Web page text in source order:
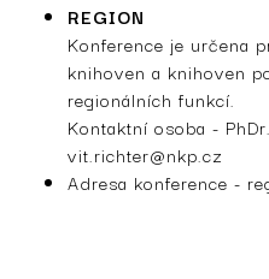
REGION
Konference je určena
knihoven a knihoven
regionálních funkcí.
Kontaktní osoba -
vit.richter@nkp.cz
Adresa konference -